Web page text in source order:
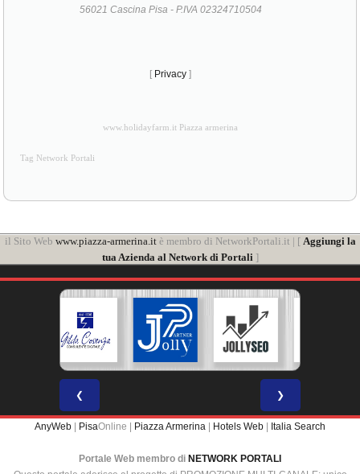
56021 Cascina Pisa - P.IVA 02324710504
[ Privacy ]
www.holidayfarm.it Piazza armerina
Tag Network Portali
il Sito Web www.piazza-armerina.itè membro di NetworkPortali.it | [ Aggiungi la
tua Azienda al Network di Portali ]
❮ ❯
AnyWeb | PisaOnline | Piazza Armerina | Hotels Web | Italia Search
Portale Web membro di NETWORK PORTALI